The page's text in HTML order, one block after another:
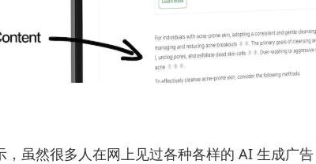
虽然很多人在网上见过各种各样的 AI 生成广